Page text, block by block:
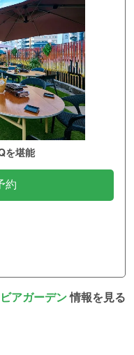
を堪能
約
ビアガーデン情報を見る